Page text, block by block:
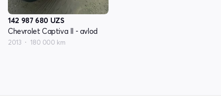
142 987 680 UZS
Chevrolet Captiva II - avlod
2013 180 000 km